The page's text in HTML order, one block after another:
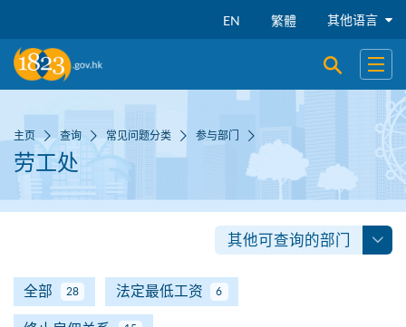
EN 繁體 其他语言
开启搜寻
开启
主页 查询 常见问题分类 参与部门
劳工处
其他可查询的部门
全部 28 法定最低工资 6